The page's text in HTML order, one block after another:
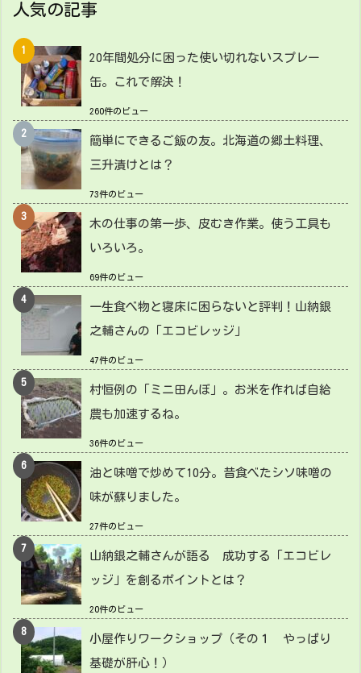
人気の記事
20年間処分に困った使い切れないスプレー
缶。これで解決！
260件のビュー
簡単にできるご飯の友。北海道の郷土料理、
三升漬けとは？
73件のビュー
木の仕事の第一歩、皮むき作業。使う工具も
いろいろ。
69件のビュー
一生食べ物と寝床に困らないと評判！山納銀
之輔さんの「エコビレッジ」
47件のビュー
村恒例の「ミニ田んぼ」。お米を作れば自給
農も加速するね。
36件のビュー
油と味噌で炒めて10分。昔食べたシソ味噌の
味が蘇りました。
27件のビュー
山納銀之輔さんが語る 成功する「エコビレ
ッジ」を創るポイントとは？
20件のビュー
小屋作りワークショップ（その１ やっぱり
基礎が肝心！）